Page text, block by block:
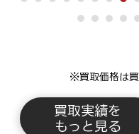
※買取価格は
買取実績を
もっと見る